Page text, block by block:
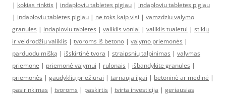
| kokias rinktis | indaploviu tabletes pigiau | indaploviu tabletes pigiau
| indaploviu tabletes pigiau | ne toks kaip visi | vamzdziu valymo
granules | indaploviu tabletes | valiklis voniai | valiklis tualetui | stiklų
ir veidrodžių valiklis | tvoroms iš betono | valymo priemonės |
parduodu mišką | išskirtinė tvora | straipsnių talpinimas | valymas
priemone | priemonė valymui | rulonais | išbandykite granules |
priemonės | gaudyklių priežiūrai | tarnauja ilgai | betoninė ar medinė |
pasirinkimas | tvoroms | paskirtis | tvirta investicija | geriausias